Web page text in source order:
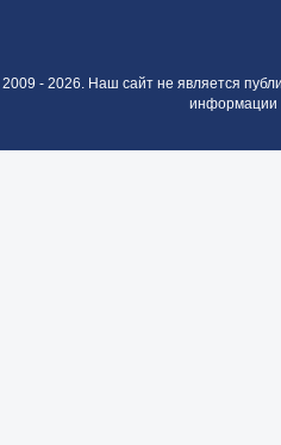
2009 - 2026. Наш сайт не является
информации